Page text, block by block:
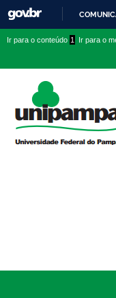
conteúdo
menu
superior
menu
Ir para o conteúdo 1 Ir para o